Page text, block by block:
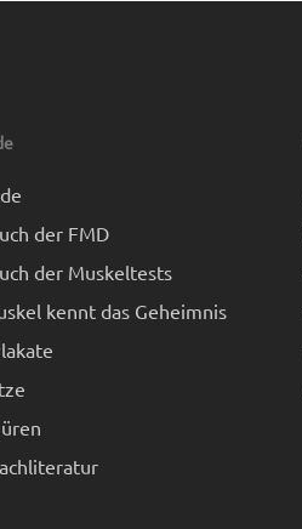
der FMD
der Muskeltests
kennt das Geheimnis